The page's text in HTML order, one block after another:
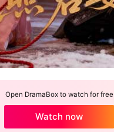
Open DramaBox to watch for free
Watch now